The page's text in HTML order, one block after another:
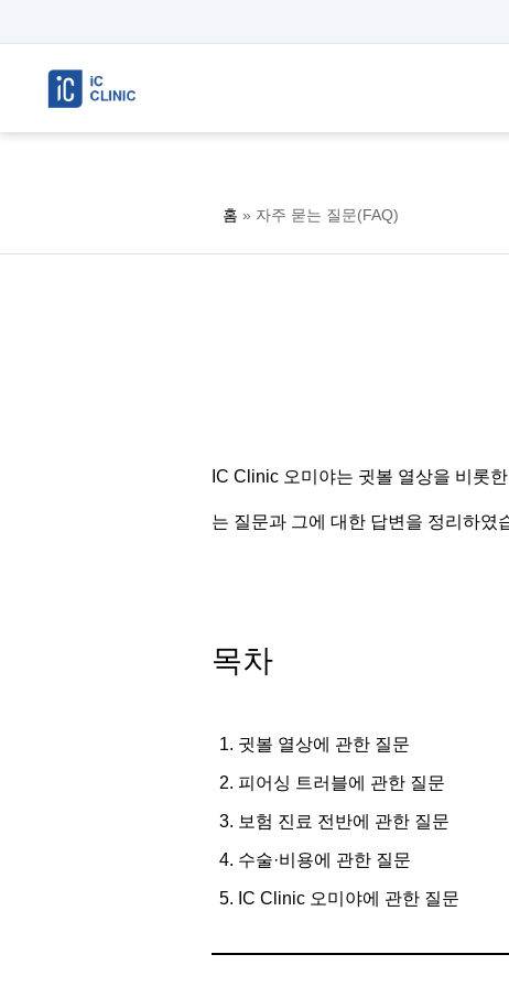
홈 » 자주 묻는 질문(FAQ)
IC Clinic 오미야는 귓볼 열상을 비롯
는 질문과 그에 대한 답변을 정리하였
목차
귓볼 열상에 관한 질문
피어싱 트러블에 관한 질문
보험 진료 전반에 관한 질문
수술·비용에 관한 질문
IC Clinic 오미야에 관한 질문